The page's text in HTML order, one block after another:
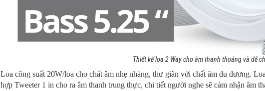
Thiết kế loa 2 Way cho âm thanh thoáng và dễ
Loa công suất 20W/loa cho chất âm nhẹ nhàng, thư giãn với chất âm du dương.
hợp Tweeter 1 in cho ra âm thanh trung thực, chi tiết người nghe sẽ cảm nhận âm